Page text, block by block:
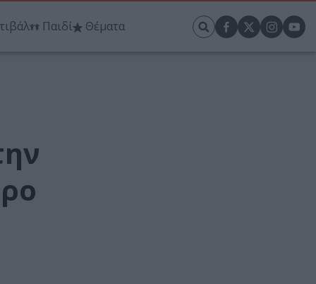
Παιδί Θέματα